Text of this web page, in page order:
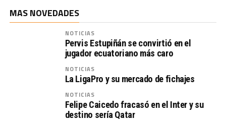
MAS NOVEDADES
NOTICIAS
Pervis Estupiñán se convirtió en el
jugador ecuatoriano más caro
NOTICIAS
La LigaPro y su mercado de fichajes
NOTICIAS
Felipe Caicedo fracasó en el Inter y su
destino sería Qatar